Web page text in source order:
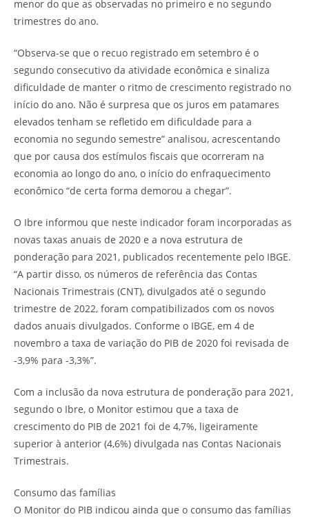
menor do que as observadas no primeiro e no segundo
trimestres do ano.
“Observa-se que o recuo registrado em setembro é o
segundo consecutivo da atividade econômica e sinaliza
dificuldade de manter o ritmo de crescimento registrado no
início do ano. Não é surpresa que os juros em patamares
elevados tenham se refletido em dificuldade para a
economia no segundo semestre” analisou, acrescentando
que por causa dos estímulos fiscais que ocorreram na
economia ao longo do ano, o início do enfraquecimento
econômico “de certa forma demorou a chegar”.
O Ibre informou que neste indicador foram incorporadas as
novas taxas anuais de 2020 e a nova estrutura de
ponderação para 2021, publicados recentemente pelo IBGE.
“A partir disso, os números de referência das Contas
Nacionais Trimestrais (CNT), divulgados até o segundo
trimestre de 2022, foram compatibilizados com os novos
dados anuais divulgados. Conforme o IBGE, em 4 de
novembro a taxa de variação do PIB de 2020 foi revisada de
-3,9% para -3,3%”.
Com a inclusão da nova estrutura de ponderação para 2021,
segundo o Ibre, o Monitor estimou que a taxa de
crescimento do PIB de 2021 foi de 4,7%, ligeiramente
superior à anterior (4,6%) divulgada nas Contas Nacionais
Trimestrais.
Consumo das famílias
O Monitor do PIB indicou ainda que o consumo das famílias